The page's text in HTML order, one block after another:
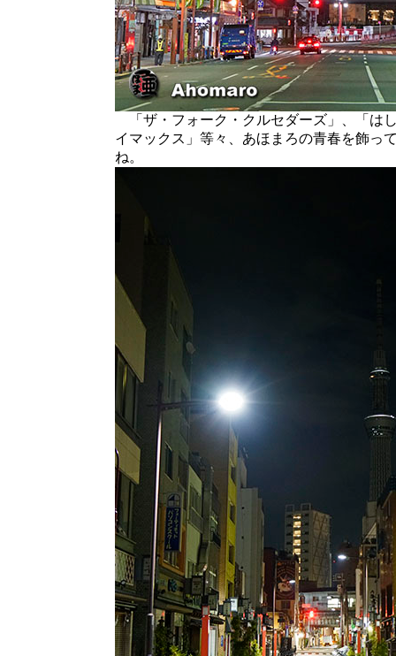
「ザ・フォーク・クルセダーズ」、「は
イマックス」等々、あほまろの青春を飾っ
ね。